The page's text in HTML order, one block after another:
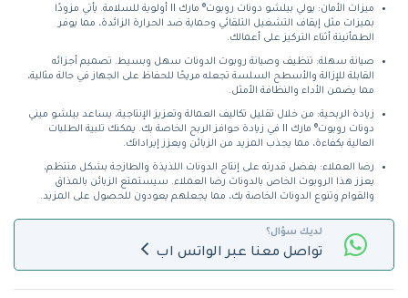
ميزات الأمان: يولي بيلشو دونات روبوت® مارك II أولوية للسلامة. يأتي مزودًا
بميزات مثل إيقاف التشغيل التلقائي وحماية ضد الحرارة الزائدة، مما يوفر
الطمأنينة أثناء التركيز على أعمالك.
صيانة سهلة: تنظيف وصيانة روبوت الدونات سهل وبسيط. تصميم أجزائه
القابلة للإزالة والأسطح السلسة تجعله مريحًا للحفاظ على الجهاز في حالة مثالية،
مما يضمن الأداء والنظافة الأمثل.
زيادة الربحية: من خلال تقليل تكاليف العمالة وتعزيز الإنتاجية، يساعد بيلشو ميني
دونات روبوت® مارك II في زيادة حوافز الربح الخاصة بك. يمكنك تلبية الطلبات
العالية بكفاءة، مما يجذب المزيد من الزبائن ويعزز إيراداتك.
رضا العملاء: بفضل قدرته على إنتاج الدونات اللذيذة والطازجة بشكل منتظم،
يعزز هذا الروبوت الخاص بالدونات رضا العملاء. سيستمتع الزبائن بالمذاق
والقوام وتنوع الدونات الخاصة بك، مما يجعلهم يعودون للحصول على المزيد.
لديك سؤال؟
تواصل معنا عبر الواتس اب